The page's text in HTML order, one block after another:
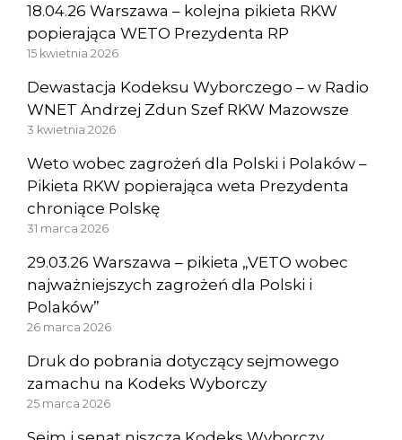
18.04.26 Warszawa – kolejna pikieta RKW
popierająca WETO Prezydenta RP
15 kwietnia 2026
Dewastacja Kodeksu Wyborczego – w Radio
WNET Andrzej Zdun Szef RKW Mazowsze
3 kwietnia 2026
Weto wobec zagrożeń dla Polski i Polaków –
Pikieta RKW popierająca weta Prezydenta
chroniące Polskę
31 marca 2026
29.03.26 Warszawa – pikieta „VETO wobec
najważniejszych zagrożeń dla Polski i
Polaków”
26 marca 2026
Druk do pobrania dotyczący sejmowego
zamachu na Kodeks Wyborczy
25 marca 2026